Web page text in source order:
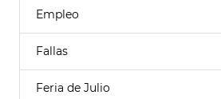
Empleo
Fallas
Feria de Julio